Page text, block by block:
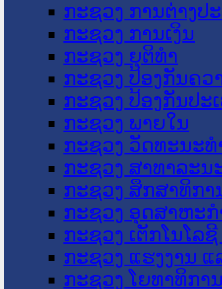
ກະຊວງ ການຕ່າງປ
ກະຊວງ ການເງິນ
ກະຊວງ ຍຸຕິທໍາ
ກະຊວງ ປ້ອງກັນຄວ
ກະຊວງ ປ້ອງກັນປະ
ກະຊວງ ພາຍໃນ
ກະຊວງ ວັດທະນະ
ກະຊວງ ສາທາລະນ
ກະຊວງ ສຶກສາທິກາ
ກະຊວງ ອຸດສາຫະ
ກະຊວງ ເຕັກໂນໂລ
ກະຊວງ ແຮງງານ
ກະຊວງ ໂຍທາທິກາ